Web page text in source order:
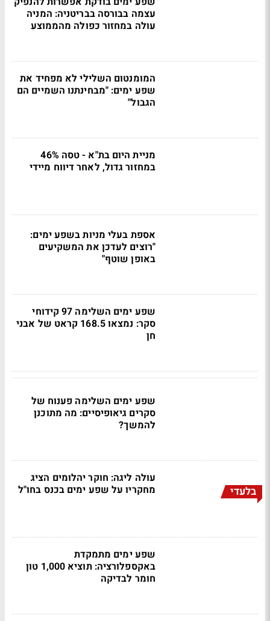
עצמה בבורסה בבריטניה: המניה
עולה במחזור כפולה מהממוצע
המומנטום השלילי לא מפחיד את
שפע ימים: "מבחינתנו השמיים הם
הגבול"
מניית היום בת"א - טסה 46%
במחזור גדול, לאחר דיווח מיידי
אספת בעלי מניות בשפע ימים:
"רוצים לעדכן את המשקיעים
באופן שוטף"
שפע ימים השלימה 97 קידוחי
סקר: נמצאו 168.5 קראט של אבני
חן
שפע ימים השלימה פענוח של
סקרים גיאופיסיים: מה מתוכנן
להמשך?
בלעדי
עולה ליגה: חוקר יהלומים הציג
מחקריו על שפע ימים בכנס בחו"ל
שפע ימים מתמקדת
באקספלורציה: תוציא 1,000 טון
חומר לבדיקה